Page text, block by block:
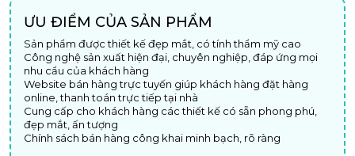
ƯU ĐIỂM CỦA SẢN PHẨM
Sản phẩm được thiết kế đẹp mắt, có tính thẩm mỹ cao
Công nghệ sản xuất hiện đại, chuyên nghiệp, đáp ứng mọi
nhu cầu của khách hàng
Website bán hàng trực tuyến giúp khách hàng đặt hàng
online, thanh toán trực tiếp tại nhà
Cung cấp cho khách hàng các thiết kế có sẵn phong phú,
đẹp mắt, ấn tượng
Chính sách bán hàng công khai minh bạch, rõ ràng